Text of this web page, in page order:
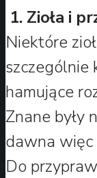
1. Zioła i
Niektóre
szczególnie
hamujące
Znane były
dawna więc
Do